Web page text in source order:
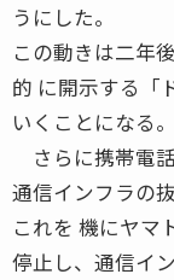
うにした。
この動きは二年
的 に開示する「
いくことになる。
さらに携帯電
通信インフラの
これを 機にヤマ
停止し、通信イ